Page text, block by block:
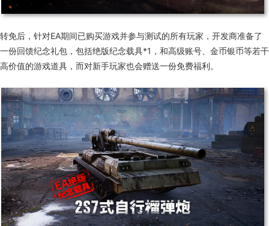
转免后，针对EA期间已购买游戏并参与测试的所有玩家，开发商准备了
一份回馈纪念礼包，包括绝版纪念载具*1，和高级账号、金币银币等若干
高价值的游戏道具，而对新手玩家也会赠送一份免费福利。